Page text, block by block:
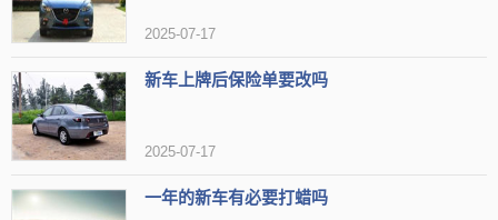
2025-07-17
新车上牌后保险单要改吗
2025-07-17
一年的新车有必要打蜡吗